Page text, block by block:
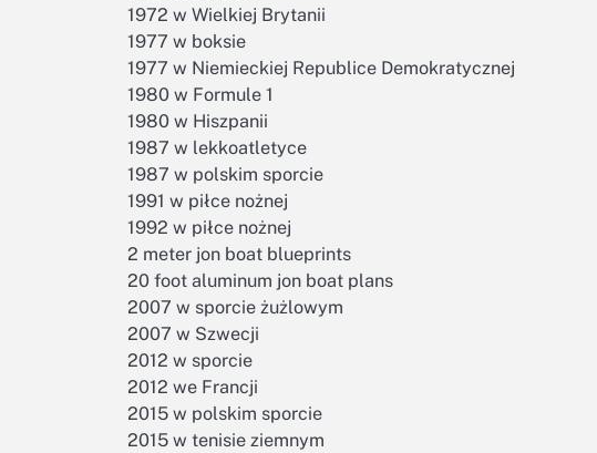
1972 w Wielkiej Brytanii
1977 w boksie
1977 w Niemieckiej Republice Demokratycznej
1980 w Formule 1
1980 w Hiszpanii
1987 w lekkoatletyce
1987 w polskim sporcie
1991 w piłce nożnej
1992 w piłce nożnej
2 meter jon boat blueprints
20 foot aluminum jon boat plans
2007 w sporcie żużlowym
2007 w Szwecji
2012 w sporcie
2012 we Francji
2015 w polskim sporcie
2015 w tenisie ziemnym